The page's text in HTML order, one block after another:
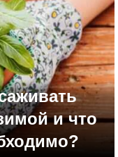
и что